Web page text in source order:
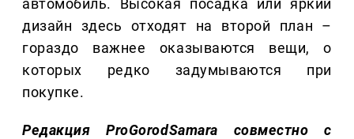
автомобиль. Высокая посадка или яркий
дизайн здесь отходят на второй план –
гораздо важнее оказываются вещи, о
которых редко задумываются при
покупке.
Редакция ProGorodSamara совместно с